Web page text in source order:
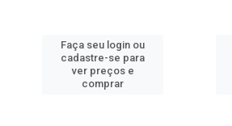
Faça seu login ou
cadastre-se para
ver preços e
comprar